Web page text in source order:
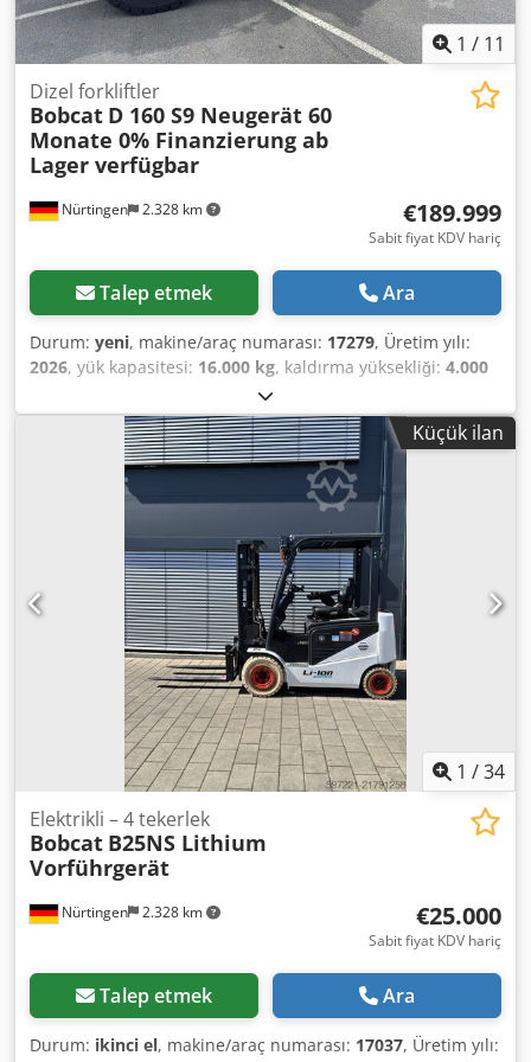
1 / 11
Nürtingen 2.328 km
Dizel forkliftler
Bobcat D 160 S9 Neugerät 60
Monate 0% Finanzierung ab
Lager verfügbar
€189.999
Sabit fiyat KDV hariç
Talep etmek Ara
Durum: yeni, makine/araç numarası: 17279, Üretim yılı:
2026, yük kapasitesi: 16.000 kg, kaldırma yüksekliği: 4.000
1.480 mm
yakıt türü:dizel, direk tipi:triplex, inşaat yüksekliği:3.030
, çatalların uzunluğu:2.400 mm, ön lastik ölçüsü:
12.00-20 100%, arka lastik boyutu:12.00-20 100%
19.300 kg
, 5218640 Seri Numarası:
FDC0H-5107-00494 Djdpozp T Ausfx Aihskr
Küçük ilan
1 /34
Nürtingen 2.328 km
Elektrikli – 4 tekerlek
Bobcat B25NS Lithium
Vorführgerät
€25.000
Sabit fiyat KDV hariç
Talep etmek Ara
Durum: ikinci el, makine/araç numarası: 17037, Üretim yılı: